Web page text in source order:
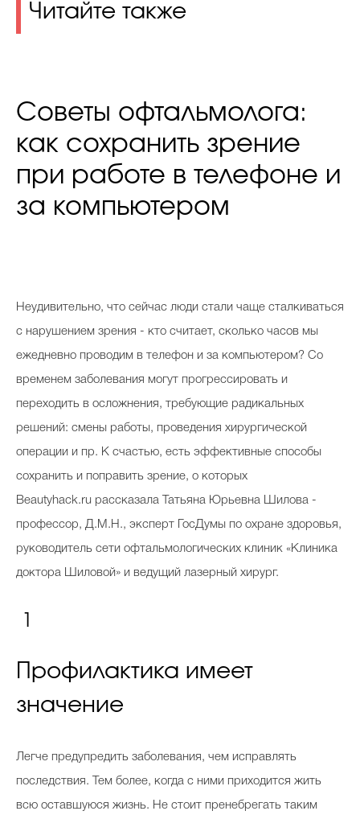
Читайте также
Советы офтальмолога:
как сохранить зрение
при работе в телефоне и
за компьютером
Неудивительно, что сейчас люди стали чаще сталкиваться
с нарушением зрения - кто считает, сколько часов мы
ежедневно проводим в телефон и за компьютером? Со
временем заболевания могут прогрессировать и
переходить в осложнения, требующие радикальных
решений: смены работы, проведения хирургической
операции и пр. К счастью, есть эффективные способы
сохранить и поправить зрение, о которых
Beautyhack.ru рассказала Татьяна Юрьевна Шилова -
профессор, Д.М.Н., эксперт ГосДумы по охране здоровья,
руководитель сети офтальмологических клиник «Клиника
доктора Шиловой» и ведущий лазерный хирург.
Профилактика имеет
значение
Легче предупредить заболевания, чем исправлять
последствия. Тем более, когда с ними приходится жить
всю оставшуюся жизнь. Не стоит пренебрегать таким